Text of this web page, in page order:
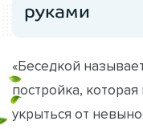
руками
«Беседкой
постройка,
укрыться от